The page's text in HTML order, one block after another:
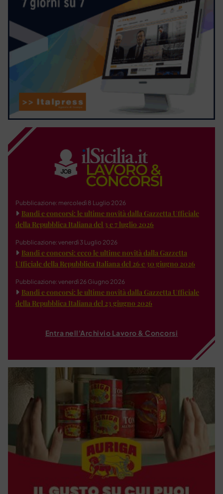
Pubblicazione: mercoledì 8 Luglio 2026
Bandi e concorsi: le ultime novità dalla Gazzetta Ufficiale
della Repubblica Italiana del 3 e 7 luglio 2026
Pubblicazione: venerdì 3 Luglio 2026
Bandi e concorsi: ecco le ultime novità dalla Gazzetta
Ufficiale della Repubblica Italiana del 26 e 30 giugno 2026
Pubblicazione: venerdì 26 Giugno 2026
Bandi e concorsi: le ultime novità dalla Gazzetta Ufficiale
della Repubblica Italiana del 23 giugno 2026
Entra nell'Archivio Lavoro & Concorsi